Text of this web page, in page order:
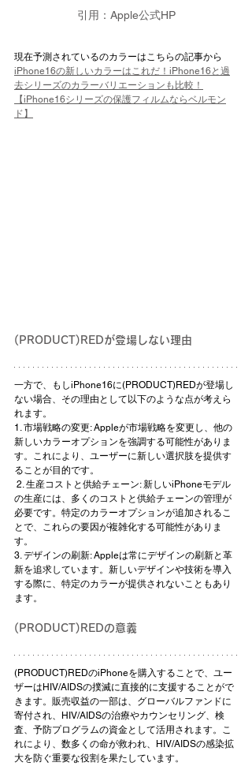
引用：Apple公式HP
現在予測されているのカラーはこちらの記事から
iPhone16の新しいカラーはこれだ！iPhone16と過
去シリーズのカラーバリエーションも比較！
【iPhone16シリーズの保護フィルムならベルモン
ド】
(PRODUCT)REDが登場しない理由
一方で、もしiPhone16に(PRODUCT)REDが登場し
ない場合、その理由として以下のような点が考えら
れます。
1. 市場戦略の変更: Appleが市場戦略を変更し、他の
新しいカラーオプションを強調する可能性がありま
す。これにより、ユーザーに新しい選択肢を提供す
ることが目的です。
2. 生産コストと供給チェーン: 新しいiPhoneモデル
の生産には、多くのコストと供給チェーンの管理が
必要です。特定のカラーオプションが追加されるこ
とで、これらの要因が複雑化する可能性がありま
す。
3. デザインの刷新: Appleは常にデザインの刷新と革
新を追求しています。新しいデザインや技術を導入
する際に、特定のカラーが提供されないこともあり
ます。
(PRODUCT)REDの意義
(PRODUCT)REDのiPhoneを購入することで、ユー
ザーはHIV/AIDSの撲滅に直接的に支援することがで
きます。販売収益の一部は、グローバルファンドに
寄付され、HIV/AIDSの治療やカウンセリング、検
査、予防プログラムの資金として活用されます。こ
れにより、数多くの命が救われ、HIV/AIDSの感染拡
大を防ぐ重要な役割を果たしています。